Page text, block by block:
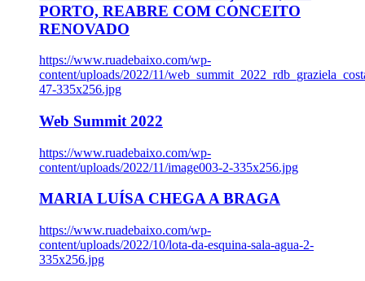
PORTO, REABRE COM CONCEITO
RENOVADO
https://www.ruadebaixo.com/wp-
content/uploads/2022/11/
47-335x256.jpg
Web Summit 2022
https://www.ruadebaixo.com/wp-
content/uploads/2022/11/image003-2-335x256.jpg
MARIA LUÍSA CHEGA A BRAGA
https://www.ruadebaixo.com/wp-
content/uploads/2022/10/lota-da-esquina-sala-agua-2-
335x256.jpg